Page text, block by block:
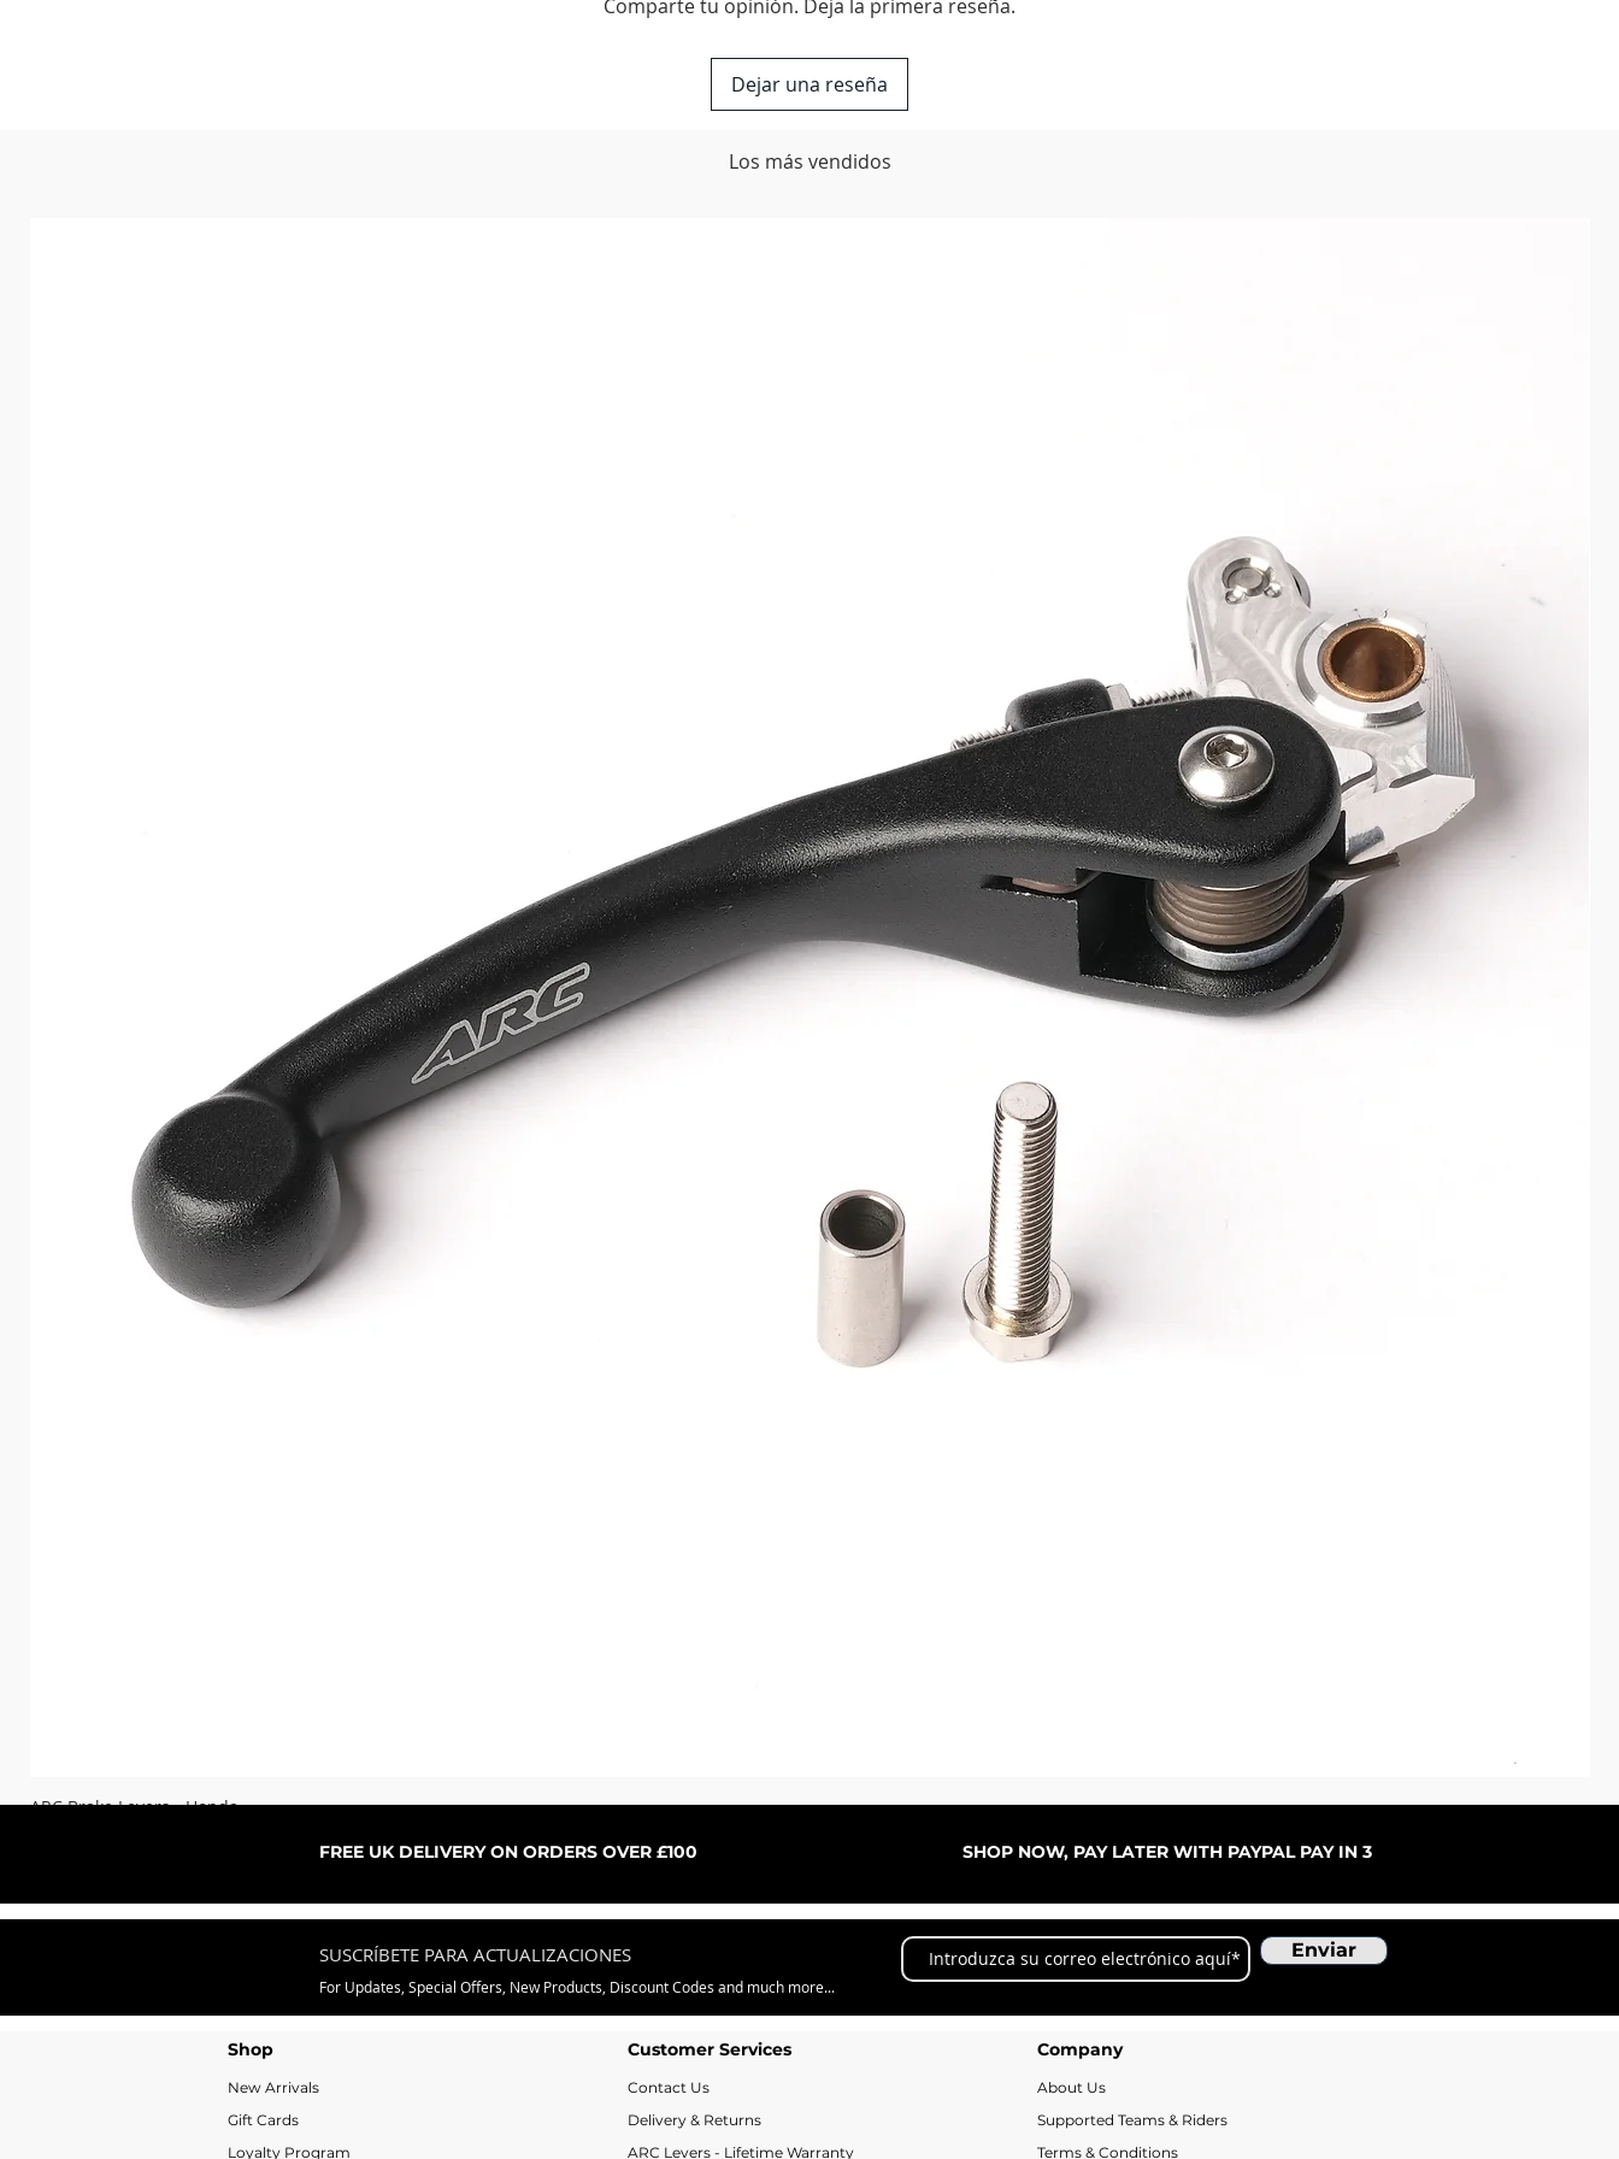
Comparte tu opinión. Deja la primera reseña.
Dejar una reseña
Los más vendidos
Vista rápida
ARC Brake Levers - Honda
FREE UK DELIVERY ON ORDERS OVER £100 SHOP NOW, PAY LATER WITH PAYPAL PAY IN 3
SUSCRÍBETE PARA ACTUALIZACIONES
For Updates, Special Offers, New Products, Discount Codes and much more...
Enviar
Shop
New Arrivals
Gift Cards
Loyalty Program
Customer Services
Contact Us
Delivery & Returns
ARC Levers - Lifetime Warranty
Company
About Us
Supported Teams & Riders
Terms & Conditions